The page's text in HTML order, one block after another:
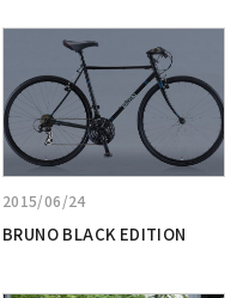
2015/06/24
BRUNO BLACK EDITION
く
見
る:BRUNO
BLACK
EDITION